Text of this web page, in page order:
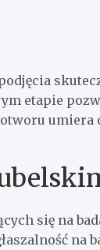
etapie
umiera
się na
na